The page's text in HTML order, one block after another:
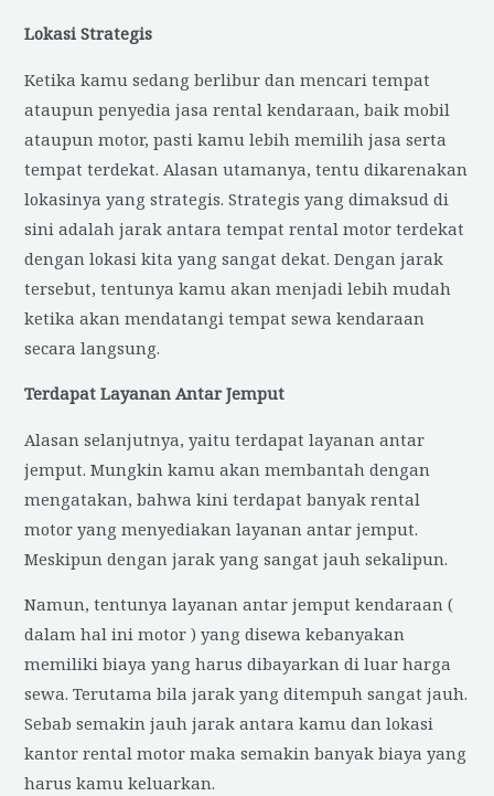
Lokasi Strategis
Ketika kamu sedang berlibur dan mencari tempat
ataupun penyedia jasa rental kendaraan, baik mobil
ataupun motor, pasti kamu lebih memilih jasa serta
tempat terdekat. Alasan utamanya, tentu dikarenakan
lokasinya yang strategis. Strategis yang dimaksud di
sini adalah jarak antara tempat rental motor terdekat
dengan lokasi kita yang sangat dekat. Dengan jarak
tersebut, tentunya kamu akan menjadi lebih mudah
ketika akan mendatangi tempat sewa kendaraan
secara langsung.
Terdapat Layanan Antar Jemput
Alasan selanjutnya, yaitu terdapat layanan antar
jemput. Mungkin kamu akan membantah dengan
mengatakan, bahwa kini terdapat banyak rental
motor yang menyediakan layanan antar jemput.
Meskipun dengan jarak yang sangat jauh sekalipun.
Namun, tentunya layanan antar jemput kendaraan (
dalam hal ini motor ) yang disewa kebanyakan
memiliki biaya yang harus dibayarkan di luar harga
sewa. Terutama bila jarak yang ditempuh sangat jauh.
Sebab semakin jauh jarak antara kamu dan lokasi
kantor rental motor maka semakin banyak biaya yang
harus kamu keluarkan.